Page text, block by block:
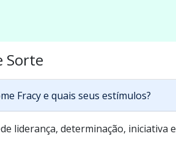
Sorte
Fracy e quais seus estímulos?
liderança, determinação, iniciativa e